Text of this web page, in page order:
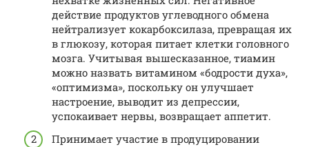
действие продуктов углеводного обмена
нейтрализует кокарбоксилаза, превращая их
в глюкозу, которая питает клетки головного
мозга. Учитывая вышесказанное, тиамин
можно назвать витамином «бодрости духа»,
«оптимизма», поскольку он улучшает
настроение, выводит из депрессии,
успокаивает нервы, возвращает аппетит.
Принимает участие в продуцировании